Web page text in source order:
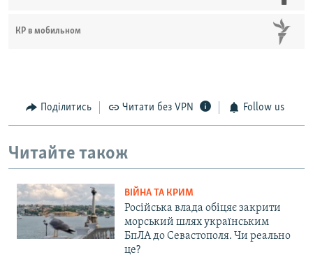
КР в мобильном
Поділитись Читати без VPN Follow us
Читайте також
ВІЙНА ТА КРИМ
Російська влада обіцяє закрити
морський шлях українським
БпЛА до Севастополя. Чи реально
це?